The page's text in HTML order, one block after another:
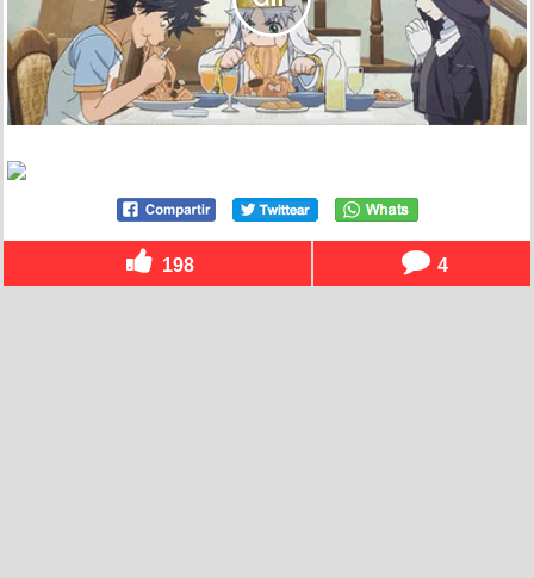
198 4